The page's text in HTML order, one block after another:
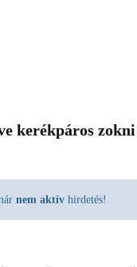
kerékpáros
nem aktív hirdetés!